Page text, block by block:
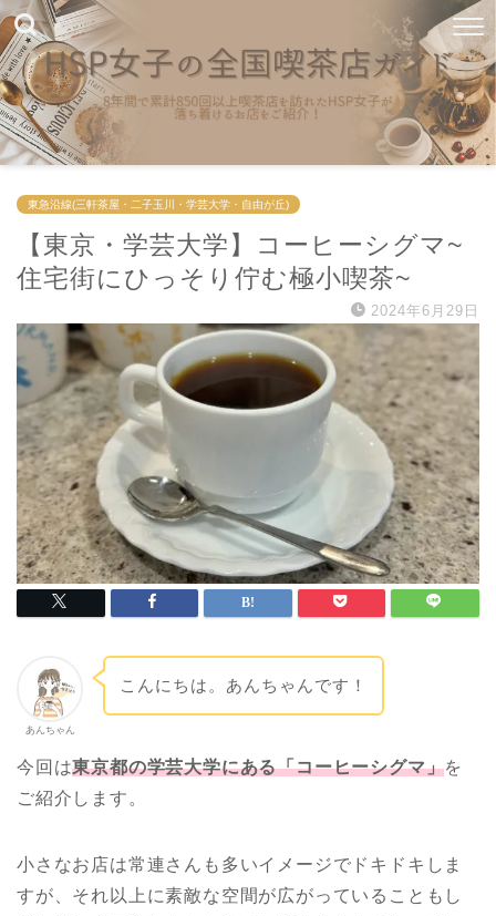
東急沿線(三軒茶屋・二子玉川・学芸大学・自由が丘)
【東京・学芸大学】コーヒーシグマ~
住宅街にひっそり佇む極小喫茶~
2024年6月29日
あんちゃん
こんにちは。あんちゃんです！
今回は東京都の学芸大学にある「コーヒーシグマ」を
ご紹介します。
小さなお店は常連さんも多いイメージでドキドキしま
すが、それ以上に素敵な空間が広がっていることもし